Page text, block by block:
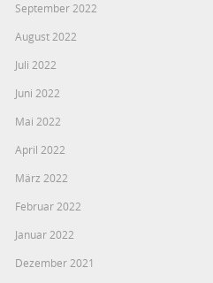
September 2022
August 2022
Juli 2022
Juni 2022
Mai 2022
April 2022
März 2022
Februar 2022
Januar 2022
Dezember 2021